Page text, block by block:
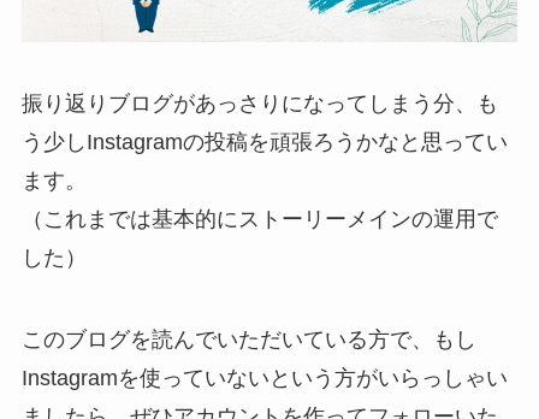
振り返りブログがあっさりになってしまう分、も
う少しInstagramの投稿を頑張ろうかなと思ってい
ます。
（これまでは基本的にストーリーメインの運用で
した）
このブログを読んでいただいている方で、もし
Instagramを使っていないという方がいらっしゃい